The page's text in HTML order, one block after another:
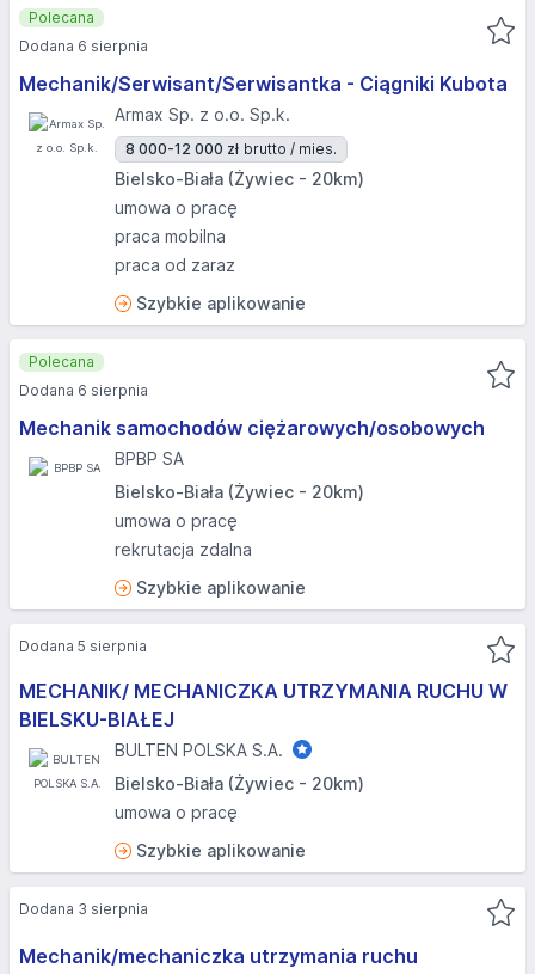
Mechanik/Serwisant/Serwisantka - Ciągniki Kubota
Armax Sp. z o.o. Sp.k.
8 000-12 000 zł brutto / mies.
Bielsko-Biała (Żywiec - 20km)
umowa o pracę
praca mobilna
praca od zaraz
Szybkie aplikowanie
Polecana
Dodana 6 sierpnia
Mechanik samochodów ciężarowych/osobowych
BPBP SA
Bielsko-Biała (Żywiec - 20km)
umowa o pracę
rekrutacja zdalna
Szybkie aplikowanie
Polecana
Dodana 6 sierpnia
MECHANIK/ MECHANICZKA UTRZYMANIA RUCHU W
BIELSKU-BIAŁEJ
BULTEN POLSKA S.A.
Bielsko-Biała (Żywiec - 20km)
umowa o pracę
Szybkie aplikowanie
Dodana 5 sierpnia
Mechanik/mechaniczka utrzymania ruchu
Dodana 3 sierpnia